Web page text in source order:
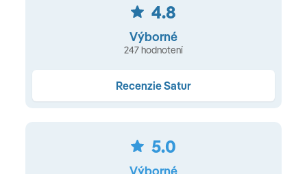
slnečníky a ležadlá (zdarma)
klimatizácia • Wi-Fi (iba pre 2 zariadenia) • balkón alebo
terasa • minibar (za poplatok) • chladnička • TV • sušič
4.8
Výborné
247 hodnotení
Recenzie Satur
5.0
Výborné